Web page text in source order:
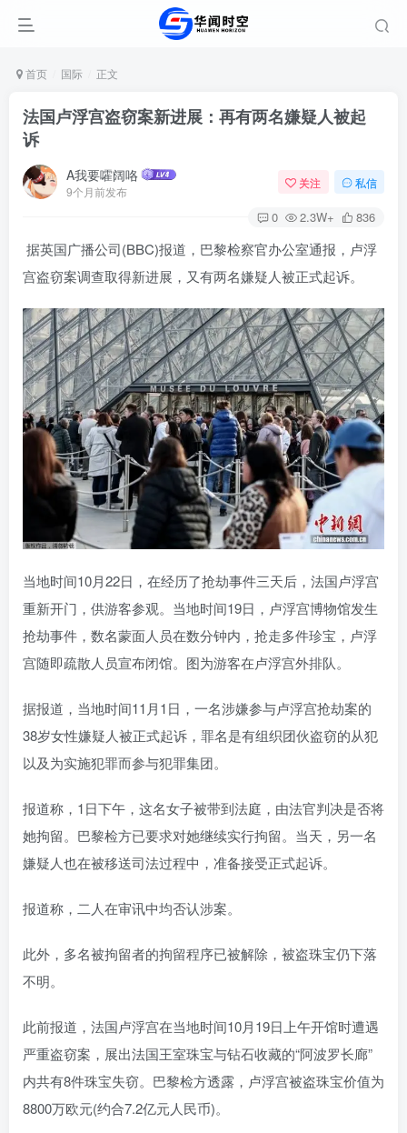
首页 国际 正文
法国卢浮宫盗窃案新进展：再有两名嫌疑人被起
诉
A我要嚯阔咯
9个月前发布
关注 私信
0 2.3W+ 836
据英国广播公司(BBC)报道，巴黎检察官办公室通报，卢浮
宫盗窃案调查取得新进展，又有两名嫌疑人被正式起诉。
当地时间10月22日，在经历了抢劫事件三天后，法国卢浮宫
重新开门，供游客参观。当地时间19日，卢浮宫博物馆发生
抢劫事件，数名蒙面人员在数分钟内，抢走多件珍宝，卢浮
宫随即疏散人员宣布闭馆。图为游客在卢浮宫外排队。
据报道，当地时间11月1日，一名涉嫌参与卢浮宫抢劫案的
38岁女性嫌疑人被正式起诉，罪名是有组织团伙盗窃的从犯
以及为实施犯罪而参与犯罪集团。
报道称，1日下午，这名女子被带到法庭，由法官判决是否将
她拘留。巴黎检方已要求对她继续实行拘留。当天，另一名
嫌疑人也在被移送司法过程中，准备接受正式起诉。
报道称，二人在审讯中均否认涉案。
此外，多名被拘留者的拘留程序已被解除，被盗珠宝仍下落
不明。
此前报道，法国卢浮宫在当地时间10月19日上午开馆时遭遇
严重盗窃案，展出法国王室珠宝与钻石收藏的“阿波罗长廊”
内共有8件珠宝失窃。巴黎检方透露，卢浮宫被盗珠宝价值为
8800万欧元(约合7.2亿元人民币)。